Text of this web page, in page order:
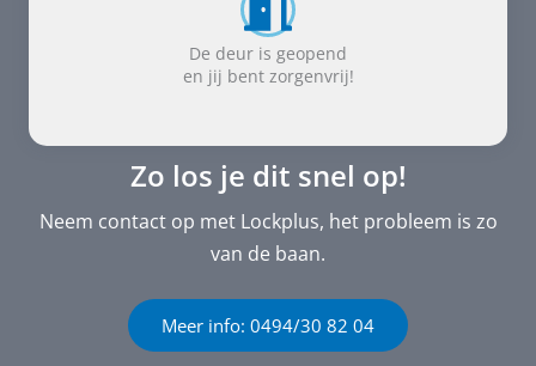
De deur is geopend
en jij bent zorgenvrij!
Zo los je dit snel op!
Neem contact op met Lockplus, het probleem is zo
van de baan.
Meer info: 0494/30 82 04